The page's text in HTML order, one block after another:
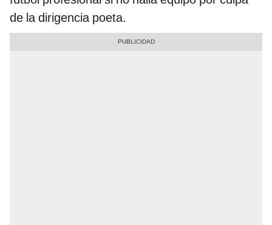
de la dirigencia poeta.